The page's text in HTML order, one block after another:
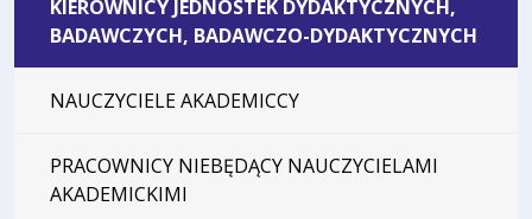
KIEROWNICY JEDNOSTEK DYDAKTYCZNYCH,
BADAWCZYCH, BADAWCZO-DYDAKTYCZNYCH
NAUCZYCIELE AKADEMICCY
PRACOWNICY NIEBĘDĄCY NAUCZYCIELAMI
AKADEMICKIMI